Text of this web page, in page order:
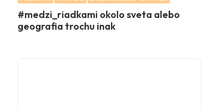
#medzi_riadkami okolo sveta alebo
geografia trochu inak